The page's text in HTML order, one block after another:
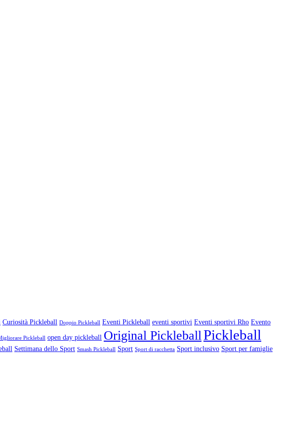
Curiosità Pickleball Doppio Pickleball Eventi Pickleball eventi sportivi Eventi sportivi Rho Evento
Pickleball open day pickleball Original PickleballPickleball
Settimana dello Sport Smash Pickleball Sport Sport di racchetta Sport inclusivo Sport per famiglie